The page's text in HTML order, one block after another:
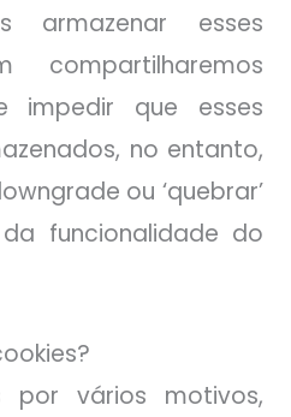
armazenar esses
compartilharemos
impedir que esses
no entanto,
ou ‘quebrar’
funcionalidade do
por vários motivos,